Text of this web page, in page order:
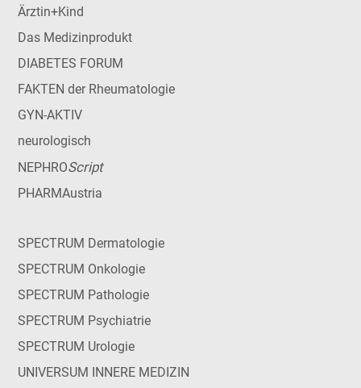
Ärztin+Kind
Das Medizinprodukt
DIABETES FORUM
FAKTEN der Rheumatologie
GYN-AKTIV
neurologisch
NEPHROScript
PHARMAustria
SPECTRUM Dermatologie
SPECTRUM Onkologie
SPECTRUM Pathologie
SPECTRUM Psychiatrie
SPECTRUM Urologie
UNIVERSUM INNERE MEDIZIN